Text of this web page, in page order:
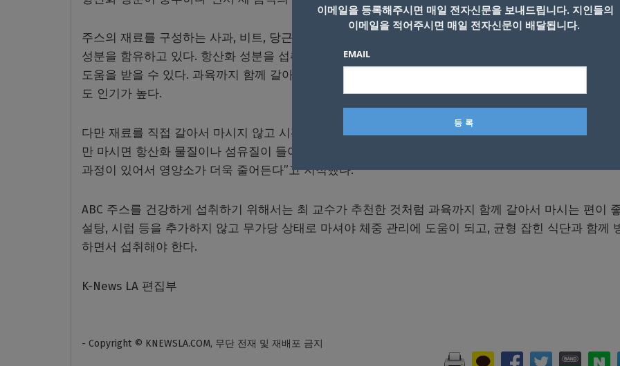
주스의 재료를 구성하는 사과, 비트, 당근은 각각 폴리페놀, 베타인, 베타카로틴 등 건강을 돕는 여러 항
성분을 함유하고 있다. 항산화 성분을 섭취하면 염증을 방지하고 혈관 건강을 개선해서 심혈관 질환 예
도움을 받을 수 있다. 과육까지 함께 갈아서 먹을 경우 식이섬유도 함께 섭취할 수 있어서 다이어트 식
도 인기가 높다.
다만 재료를 직접 갈아서 마시지 않고 시판용 제품을 살 경우 효능이 떨어질 수 있다. 최 교수는 “과육
만 마시면 항산화 물질이나 섬유질이 들어 있다고 보기 어렵다”면서 “시판 제품은 가열을 시켜서 멸균
과정이 있어서 영양소가 더욱 줄어든다”고 지적했다.
ABC 주스를 건강하게 섭취하기 위해서는 최 교수가 추천한 것처럼 과육까지 함께 갈아서 마시는 편이
설탕, 시럽 등을 추가하지 않고 무가당 상태로 마셔야 체중 관리에 도움이 되고, 균형 잡힌 식단과 함께
하면서 섭취해야 한다.
K-News LA 편집부
- Copyright © KNEWSLA.COM, 무단 전재 및 재배포 금지
이메일을 등록해주시면 매일 전자신문을 보내드립니다. 지인들의
이메일을 적어주시면 매일 전자신문이 배달됩니다.
EMAIL